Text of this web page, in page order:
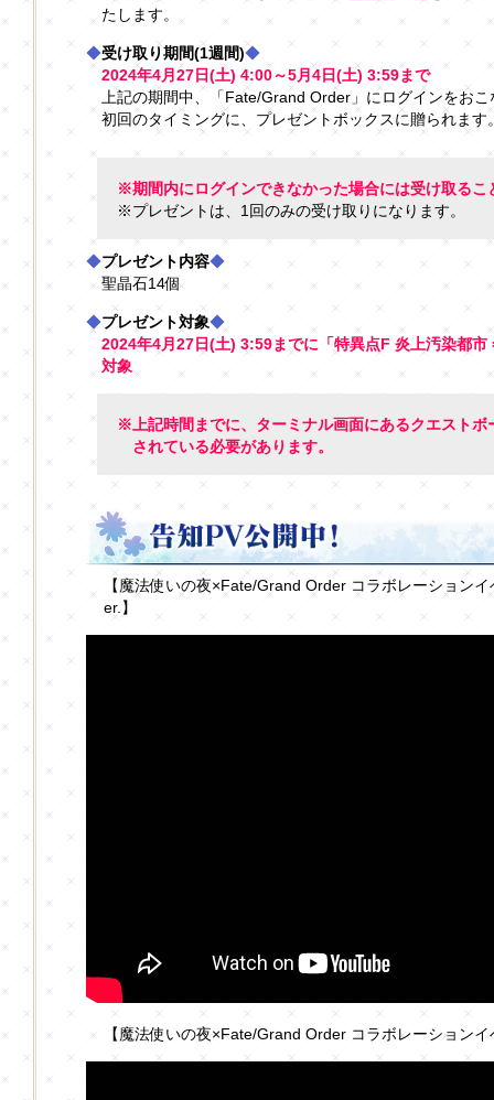
たします。
◆受け取り期間(1週間)◆
2024年4月27日(土) 4:00～5月4日(土) 3:59まで
上記の期間中、「Fate/Grand Order」にログインをおこ
初回のタイミングに、プレゼントボックスに贈られます
※期間内にログインできなかった場合には受け取るこ
※プレゼントは、1回のみの受け取りになります。
◆プレゼント内容◆
聖晶石14個
◆プレゼント対象◆
2024年4月27日(土) 3:59までに「特異点F 炎上汚染都
対象
※上記時間までに、ターミナル画面にあるクエスト
されている必要があります。
【魔法使いの夜×Fate/Grand Order コラボレーション
er.】
【魔法使いの夜×Fate/Grand Order コラボレーション